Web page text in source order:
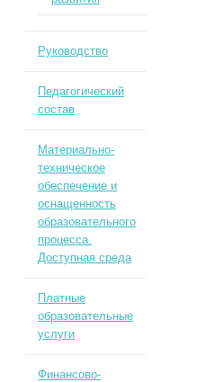
Руководство
Педагогический
состав
Материально-
техническое
обеспечение и
оснащенность
образовательного
процесса.
Доступная среда
Платные
образовательные
услуги
Финансово-